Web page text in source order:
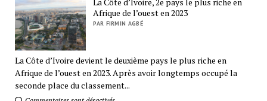
Afrique de l’ouest en 2023
PAR FIRMIN AGBÉ
La Côte d’Ivoire devient le deuxième pays le plus riche en
Afrique de l’ouest en 2023. Après avoir longtemps occupé la
seconde place du classement...